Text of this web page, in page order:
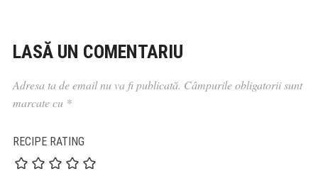
LASĂ UN COMENTARIU
Adresa ta de email nu va fi publicată. Câmpurile obligatorii sunt
marcate cu *
RECIPE RATING